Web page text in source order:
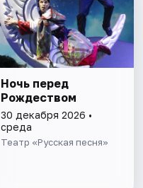
Ночь перед
Рождеством
30 декабря 2026 •
среда
Театр «Русская песня»